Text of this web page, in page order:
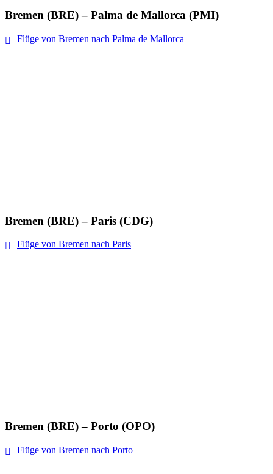
Bremen (BRE) – Palma de Mallorca (PMI)
Flüge von Bremen nach Palma de Mallorca
Bremen (BRE) – Paris (CDG)
Flüge von Bremen nach Paris
Bremen (BRE) – Porto (OPO)
Flüge von Bremen nach Porto